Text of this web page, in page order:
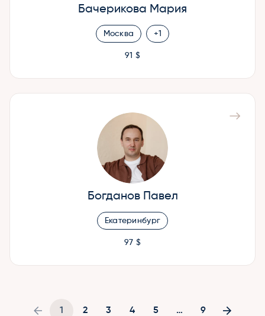
Бачерикова Мария
Москва +1
91 $
Богданов Павел
Екатеринбург
97 $
1 2 3 4 5 … 9